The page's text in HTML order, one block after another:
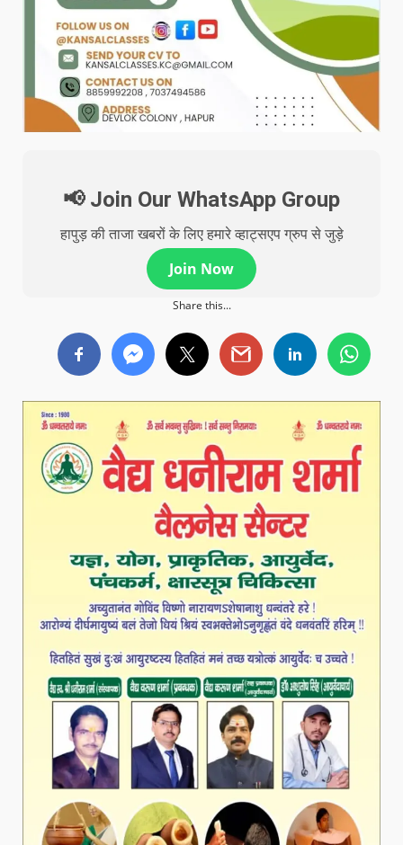
📢 Join Our WhatsApp Group
हापुड़ की ताजा खबरों के लिए हमारे व्हाट्सएप ग्रुप से जुड़े
Join Now
Share this...